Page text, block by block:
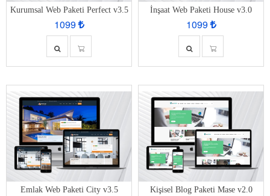
Kurumsal Web Paketi Perfect v3.5
1099
İnşaat Web Paketi House v3.0
1099
Emlak Web Paketi City v3.5 Kişisel Blog Paketi Mase v2.0